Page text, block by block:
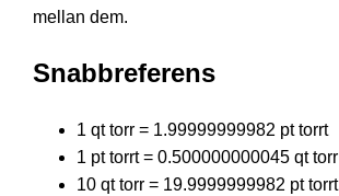
mellan dem.
Snabbreferens
1 qt torr = 1.99999999982 pt torrt
1 pt torrt = 0.500000000045 qt torr
10 qt torr = 19.9999999982 pt torrt